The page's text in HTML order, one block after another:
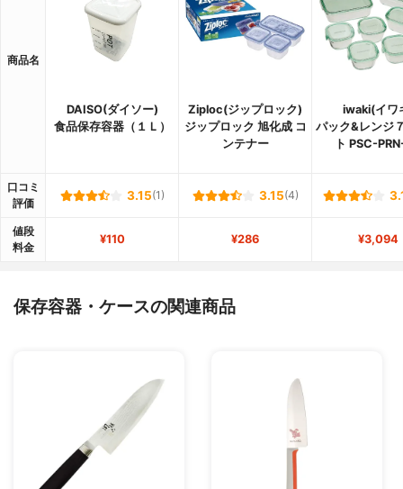
商品名
DAISO(ダイソー)
食品保存容器（１Ｌ）
Ziploc(ジップロック)
ジップロック 旭化成 コ
ンテナー
iwaki(イワ
パック&レンジ
ト PSC-
口コミ
評価
3.15(1) 3.15(4)
値段
料金
¥110 ¥286 ¥3,094
保存容器・ケースの関連商品